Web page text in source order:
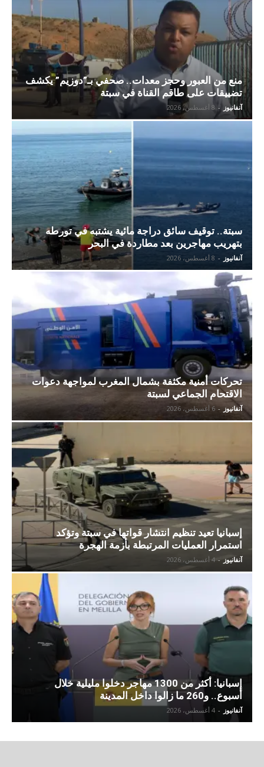
منع من العبور وحجز معدات.. صحفي بـ”دوزيم” يكشف
تضييقات على طاقم القناة في سبتة
آنفانيوز - 8 أغسطس، 2026
سبتة.. توقيف سائق دراجة مائية يشتبه في تورطه
بتهريب مهاجرين بعد مطاردة في البحر
آنفانيوز - 8 أغسطس، 2026
تحركات أمنية مكثفة بشمال المغرب لمواجهة دعوات
الاقتحام الجماعي لسبتة
آنفانيوز - 6 أغسطس، 2026
إسبانيا تعيد تنظيم انتشار قواتها في سبتة وتؤكد
استمرار العمليات المرتبطة بأزمة الهجرة
آنفانيوز - 4 أغسطس، 2026
إسبانيا: أكثر من 1300 مهاجر دخلوا مليلية خلال
أسبوع.. و260 ما زالوا داخل المدينة
آنفانيوز - 4 أغسطس، 2026